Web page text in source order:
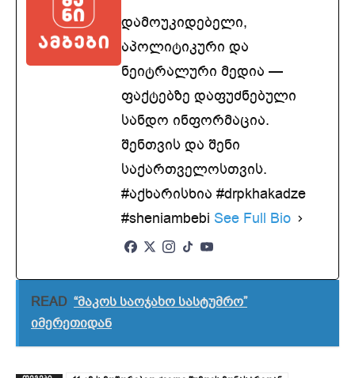
დამოუკიდებელი,
აპოლიტიკური და
ნეიტრალური მედია —
ფაქტებზე დაფუძნებული
სანდო ინფორმაცია.
შენთვის და შენი
საქართველოსთვის.
#აქხარისხია #drpkhakadze
#sheniambebi See Full Bio
READ “მაკოს საოჯახო სასტუმრო”
იმერეთიდან